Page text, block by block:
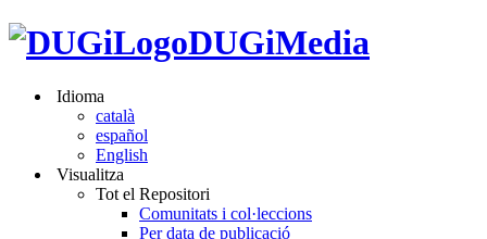
DUGiMedia
Idioma
català
español
English
Visualitza
Tot el Repositori
Comunitats i col·leccions
Per data de publicació